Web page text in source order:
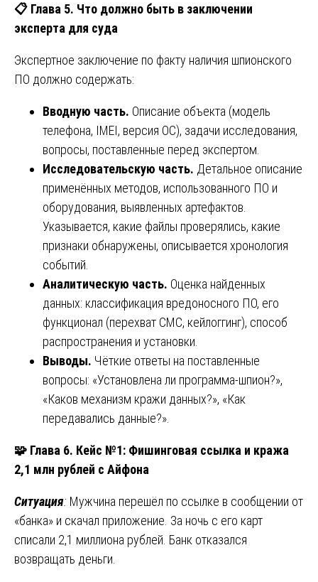
📋 Глава 5. Что должно быть в заключении
эксперта для суда
Экспертное заключение по факту наличия шпионского
ПО должно содержать:
Вводную часть. Описание объекта (модель
телефона, IMEI, версия ОС), задачи исследования,
вопросы, поставленные перед экспертом.
Исследовательскую часть. Детальное описание
применённых методов, использованного ПО и
оборудования, выявленных артефактов.
Указывается, какие файлы проверялись, какие
признаки обнаружены, описывается хронология
событий.
Аналитическую часть. Оценка найденных
данных: классификация вредоносного ПО, его
функционал (перехват СМС, кейлоггинг), способ
распространения и установки.
Выводы. Чёткие ответы на поставленные
вопросы: «Установлена ли программа-шпион?»,
«Каков механизм кражи данных?», «Как
передавались данные?».
🧩 Глава 6. Кейс №1: Фишинговая ссылка и кража
2,1 млн рублей с Айфона
Ситуация: Мужчина перешёл по ссылке в сообщении от
«банка» и скачал приложение. За ночь с его карт
списали 2,1 миллиона рублей. Банк отказался
возвращать деньги.